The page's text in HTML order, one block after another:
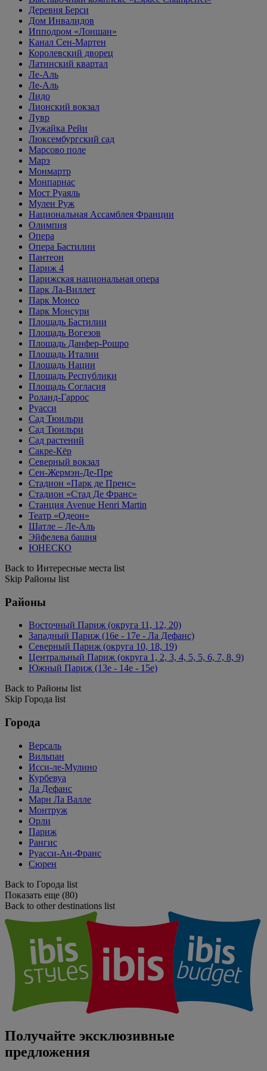
Деревня Берси
Дом Инвалидов
Ипподром «Лоншан»
Канал Сен-Мартен
Королевский дворец
Латинский квартал
Ле-Аль
Ле-Аль
Лидо
Лионский вокзал
Лувр
Лужайка Рейи
Люксембургский сад
Марсово поле
Марэ
Монмартр
Монпарнас
Мост Руаяль
Мулен Руж
Национальная Ассамблея Франции
Олимпия
Опера
Опера Бастилии
Пантеон
Париж 4
Парижская национальная опера
Парк Ла-Виллет
Парк Монсо
Парк Монсури
Площадь Бастилии
Площадь Вогезов
Площадь Данфер-Рошро
Площадь Италии
Площадь Нации
Площадь Республики
Площадь Согласия
Роланд-Гаррос
Руасси
Сад Тюильри
Сад Тюильри
Сад растений
Сакре-Кёр
Северный вокзал
Сен-Жермэн-Де-Пре
Стадион «Парк де Пренс»
Стадион «Стад Де Франс»
Станция Avenue Henri Martin
Театр «Одеон»
Шатле – Ле-Аль
Эйфелева башня
ЮНЕСКО
Back to Интересные места list
Skip Районы list
Районы
Восточный Париж (округа 11, 12, 20)
Западный Париж (16e - 17e - Ла Дефанс)
Северный Париж (округа 10, 18, 19)
Центральный Париж (округа 1, 2, 3, 4, 5, 5, 6, 7, 8, 9)
Южный Париж (13e - 14e - 15e)
Back to Районы list
Skip Города list
Города
Версаль
Вильпан
Исси-ле-Мулино
Курбевуа
Ла Дефанс
Марн Ла Валле
Монтруж
Орли
Париж
Рангис
Руасси-Ан-Франс
Сюрен
Back to Города list
Показать еще (80)
Back to other destinations list
Получайте эксклюзивные
предложения